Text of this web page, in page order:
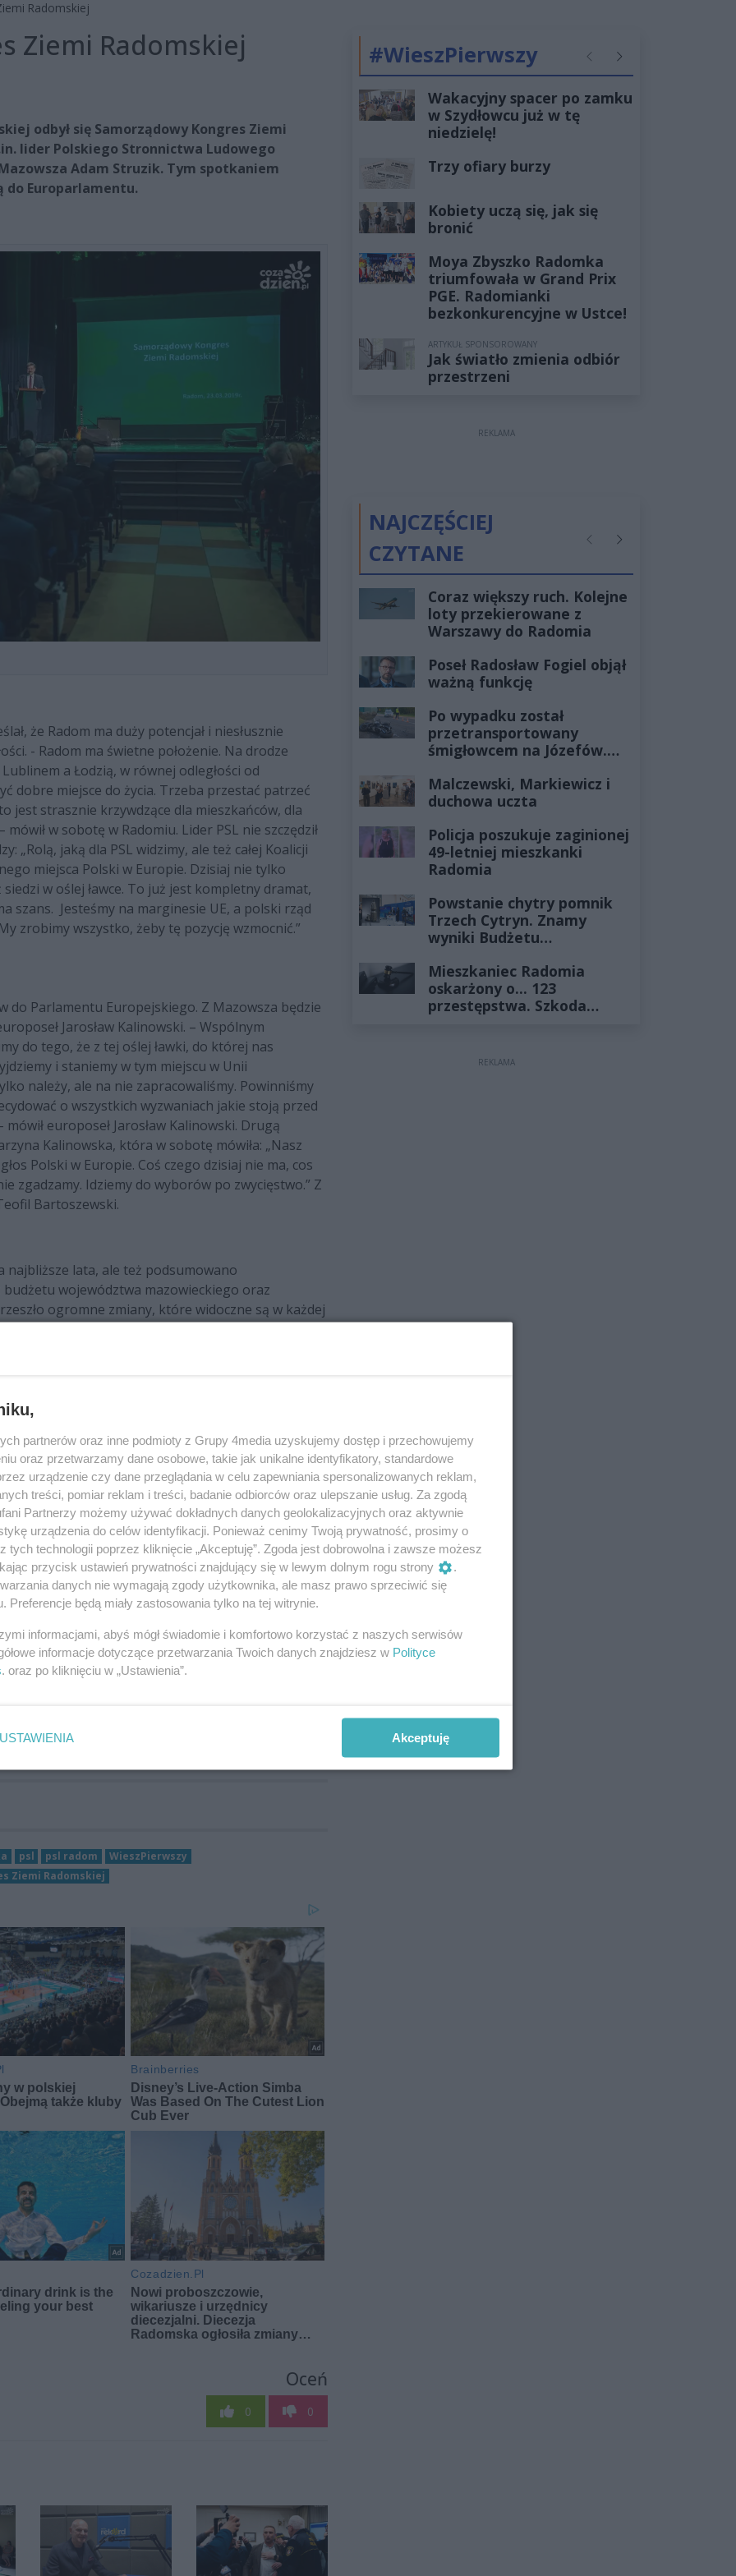
Radomskiej
Ziemi Radomskiej
odbył się Samorządowy Kongres Ziemi
lider Polskiego Stronnictwa Ludowego
Adam Struzik. Tym spotkaniem
do Europarlamentu.
że Radom ma duży potencjał i niesłusznie
- Radom ma świetne położenie. Na drodze
a Łodzią, w równej odległości od
dobre miejsce do życia. Trzeba przestać patrzeć
jest strasznie krzywdzące dla mieszkańców, dla
w sobotę w Radomiu. Lider PSL nie szczędził
„Rolą, jaką dla PSL widzimy, ale też całej Koalicji
miejsca Polski w Europie. Dzisiaj nie tylko
w oślej ławce. To już jest kompletny dramat,
szans. Jesteśmy na marginesie UE, a polski rząd
zrobimy wszystko, żeby tę pozycję wzmocnić.”
do Parlamentu Europejskiego. Z Mazowsza będzie
Jarosław Kalinowski. – Wspólnym
do tego, że z tej oślej ławki, do której nas
i staniemy w tym miejscu w Unii
należy, ale na nie zapracowaliśmy. Powinniśmy
o wszystkich wyzwaniach jakie stoją przed
europoseł Jarosław Kalinowski. Drugą
Kalinowska, która w sobotę mówiła: „Nasz
Polski w Europie. Coś czego dzisiaj nie ma, cos
zgadzamy. Idziemy do wyborów po zwycięstwo.” Z
Bartoszewski.
najbliższe lata, ale też podsumowano
budżetu województwa mazowieckiego oraz
ogromne zmiany, które widoczne są w każdej
drogi, wyremontowane i
także nowoczesne obiekty sportowe i place
1,35 mld z budżetu województwa mazowieckiego
Mazowieckiego Adam Struzik.
- Wraz z nadejściem wiosny 2019 r.
debatę na temat przyszłości Radomia i szeroko
radomskich działaczy Polskiego Stronnictwa
środowiska, którym w sposób szczególny leży
Bakuła, prezes Zarządu Miejskiego Polskiego
Pomnika Stanisława Mikołajczyka w Radomiu.
w pobliżu katedry. – Chciałem podziękować za
mieszkańcom Radomia. Ta ławeczka będzie
pomnik nie tylko dla osoby, ale przede
Idei wolności i demokracji– mówił Władysław
psl psl radom
WieszPierwszy
Ziemi Radomskiej
Oceń
0 0
#WieszPierwszy PoprzednieNastępne
Wakacyjny spacer po zamku
w Szydłowcu już w tę
niedzielę!
Trzy ofiary burzy
Kobiety uczą się, jak się
bronić
Moya Zbyszko Radomka
triumfowała w Grand Prix
PGE. Radomianki
bezkonkurencyjne w Ustce!
ARTYKUŁ SPONSOROWANY
Jak światło zmienia odbiór
przestrzeni
REKLAMA
NAJCZĘŚCIEJ
CZYTANE
PoprzednieNastępne
Coraz większy ruch. Kolejne
loty przekierowane z
Warszawy do Radomia
Poseł Radosław Fogiel objął
ważną funkcję
Po wypadku został
przetransportowany
śmigłowcem na Józefów.
żyłach
Malczewski, Markiewicz i
duchowa uczta
Policja poszukuje zaginionej
49-letniej mieszkanki
Radomia
Powstanie chytry pomnik
Trzech Cytryn. Znamy
wyniki Budżetu
Mieszkaniec Radomia
oskarżony o... 123
przestępstwa. Szkoda
REKLAMA
partnerów oraz inne podmioty z Grupy 4media uzyskujemy dostęp i przechowujemy
oraz przetwarzamy dane osobowe, takie jak unikalne identyfikatory, standardowe
urządzenie czy dane przeglądania w celu zapewniania spersonalizowanych reklam,
treści, pomiar reklam i treści, badanie odbiorców oraz ulepszanie usług. Za zgodą
Partnerzy możemy używać dokładnych danych geolokalizacyjnych oraz aktywnie
urządzenia do celów identyfikacji. Ponieważ cenimy Twoją prywatność, prosimy o
tych technologii poprzez kliknięcie „Akceptuję”. Zgoda jest dobrowolna i zawsze możesz
przycisk ustawień prywatności znajdujący się w lewym dolnym rogu strony
.
danych nie wymagają zgody użytkownika, ale masz prawo sprzeciwić się
Preferencje będą miały zastosowania tylko na tej witrynie.
informacjami, abyś mógł świadomie i komfortowo korzystać z naszych serwisów
informacje dotyczące przetwarzania Twoich danych znajdziesz w Polityce
. oraz po kliknięciu w „Ustawienia”.
USTAWIENIA Akceptuję